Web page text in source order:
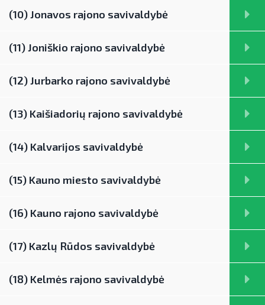
(10) Jonavos rajono savivaldybė
(11) Joniškio rajono savivaldybė
(12) Jurbarko rajono savivaldybė
(13) Kaišiadorių rajono savivaldybė
(14) Kalvarijos savivaldybė
(15) Kauno miesto savivaldybė
(16) Kauno rajono savivaldybė
(17) Kazlų Rūdos savivaldybė
(18) Kelmės rajono savivaldybė